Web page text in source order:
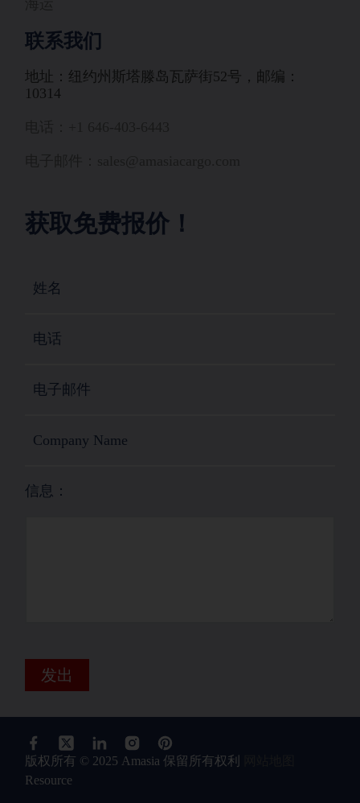
联系我们
地址：纽约州斯塔滕岛瓦萨街52号，邮编：
10314
获取免费报价！
信息：
发出
版权所有 © 2025 Amasia 保留所有权利
Resource